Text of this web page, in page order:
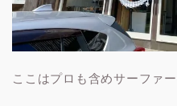
ここはプロも含めサーファ